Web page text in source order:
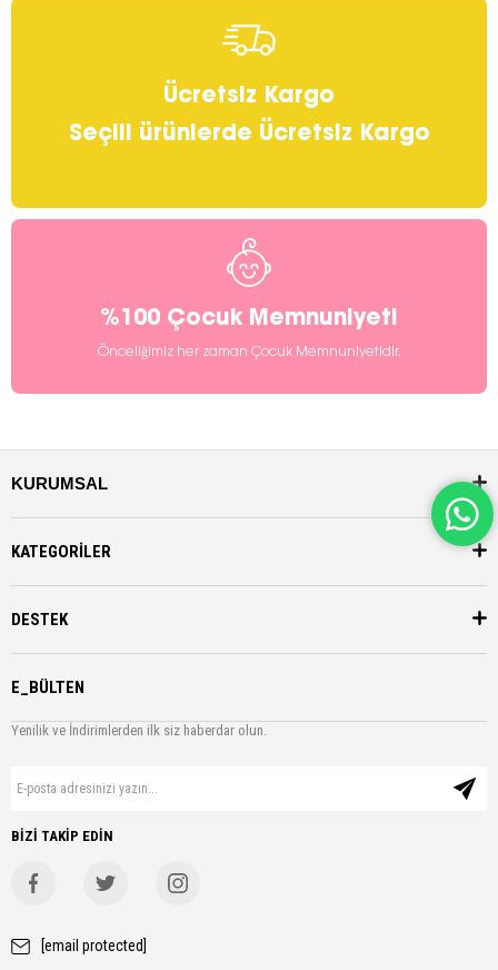
Ücretsiz Kargo
Seçili ürünlerde Ücretsiz Kargo
%100 Çocuk Memnuniyeti
Önceliğimiz her zaman Çocuk Memnuniyetidir.
KURUMSAL
KATEGORİLER
DESTEK
E_BÜLTEN
Yenilik ve İndirimlerden ilk siz haberdar olun.
BİZİ TAKİP EDİN
[email protected]